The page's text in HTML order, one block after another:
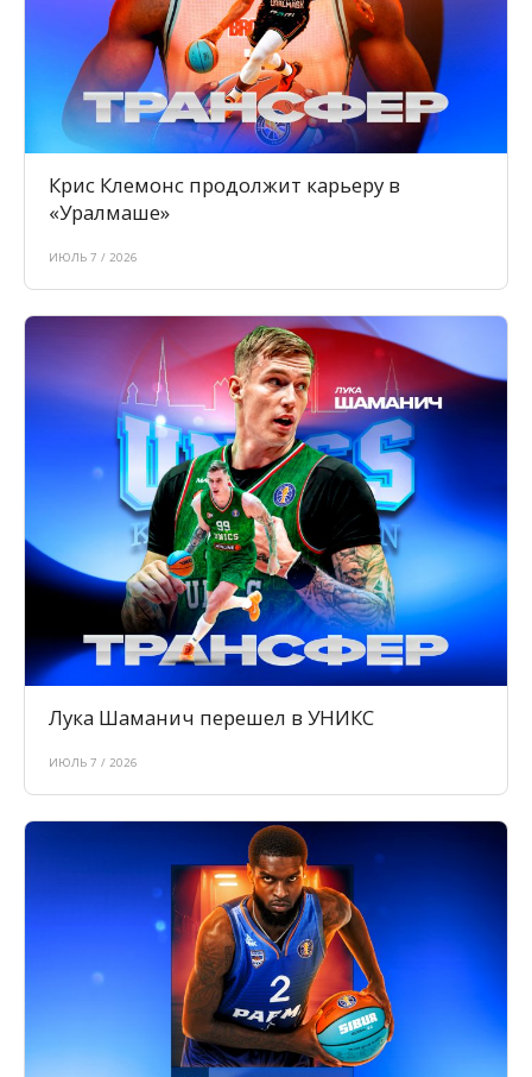
Крис Клемонс продолжит карьеру в
«Уралмаше»
ИЮЛЬ 7 / 2026
Лука Шаманич перешел в УНИКС
ИЮЛЬ 7 / 2026